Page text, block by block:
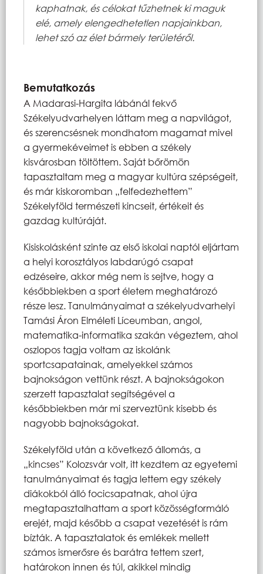
kaphatnak, és célokat tűzhetnek ki maguk
elé, amely elengedhetetlen napjainkban,
lehet szó az élet bármely területéről.
Bemutatkozás
A Madarasi-Hargita lábánál fekvő
Székelyudvarhelyen láttam meg a napvilágot,
és szerencsésnek mondhatom magamat mivel
a gyermekéveimet is ebben a székely
kisvárosban töltöttem. Saját bőrömön
tapasztaltam meg a magyar kultúra szépségeit,
és már kiskoromban „felfedezhettem”
Székelyföld természeti kincseit, értékeit és
gazdag kultúráját.
Kisiskolásként szinte az első iskolai naptól eljártam
a helyi korosztályos labdarúgó csapat
edzéseire, akkor még nem is sejtve, hogy a
későbbiekben a sport életem meghatározó
része lesz. Tanulmányaimat a székelyudvarhelyi
Tamási Áron Elméleti Líceumban, angol,
matematika-informatika szakán végeztem, ahol
oszlopos tagja voltam az iskolánk
sportcsapatainak, amelyekkel számos
bajnokságon vettünk részt. A bajnokságokon
szerzett tapasztalat segítségével a
későbbiekben már mi szerveztünk kisebb és
nagyobb bajnokságokat.
Székelyföld után a következő állomás, a
„kincses” Kolozsvár volt, itt kezdtem az egyetemi
tanulmányaimat és tagja lettem egy székely
diákokból álló focicsapatnak, ahol újra
megtapasztalhattam a sport közösségformáló
erejét, majd később a csapat vezetését is rám
bízták. A tapasztalatok és emlékek mellett
számos ismerősre és barátra tettem szert,
határokon innen és túl, akikkel mindig